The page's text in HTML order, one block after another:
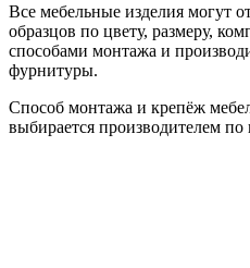
Все мебельные изделия могут
образцов по цвету, размеру,
способами монтажа и
фурнитуры.
Способ монтажа и крепёж
выбирается производителем